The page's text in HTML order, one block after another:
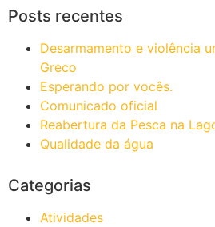
Posts recentes
Desarmamento e violência
Greco
Esperando por vocês.
Comunicado oficial
Reabertura da Pesca na
Qualidade da água
Categorias
Atividades